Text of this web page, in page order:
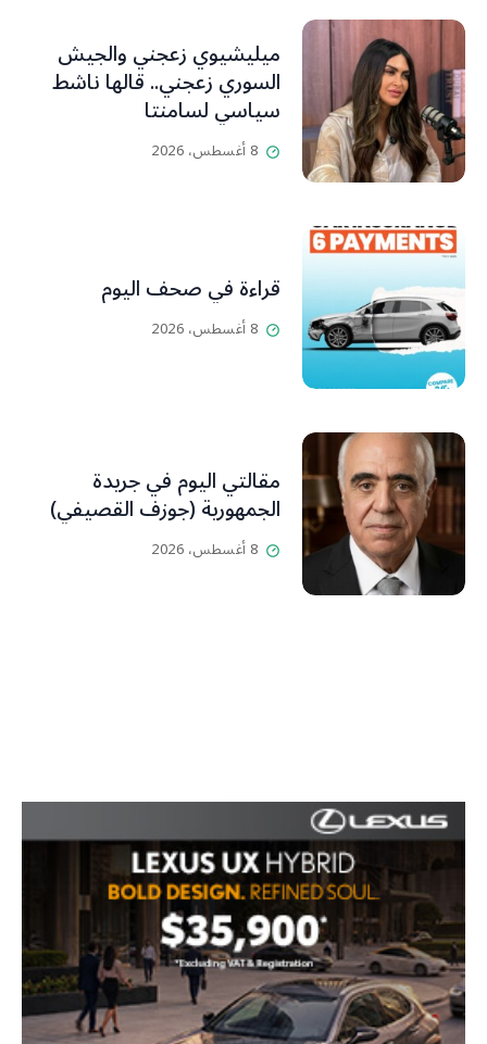
ميليشيوي زعجني والجيش
السوري زعجني.. قالها ناشط
سياسي لسامنتا
8 أغسطس، 2026
قراءة في صحف اليوم
8 أغسطس، 2026
مقالتي اليوم في جريدة
الجمهورية (جوزف القصيفي)
8 أغسطس، 2026